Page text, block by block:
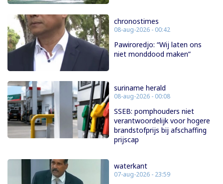
chronostimes
08-aug-2026 - 00:42
Pawiroredjo: “Wij laten ons
niet monddood maken”
suriname herald
08-aug-2026 - 00:08
SSEB: pomphouders niet
verantwoordelijk voor hogere
brandstofprijs bij afschaffing
prijscap
waterkant
07-aug-2026 - 23:59